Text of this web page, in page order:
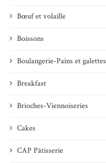
Bœuf et volaille
Boissons
Boulangerie-Pains et galettes
Breakfast
Brioches-Viennoiseries
Cakes
CAP Pâtisserie